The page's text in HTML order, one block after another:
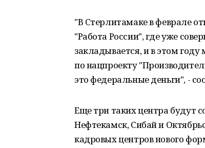
"В Стерлитамаке в феврале
"Работа России", где уже
закладывается, и в этом
по нацпроекту
это федеральные деньги", -
Еще три таких центра будут
Нефтекамск, Сибай и
кадровых центров нового